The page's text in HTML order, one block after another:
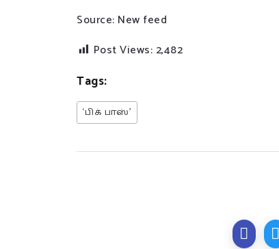
Source: New feed
Post Views: 2,482
Tags:
‘பிக் பாஸ்’